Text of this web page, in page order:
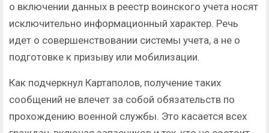
о включении данных в реестр воинского учета носят
исключительно информационный характер. Речь
идет о совершенствовании системы учета, а не о
подготовке к призыву или мобилизации.
Как подчеркнул Картаполов, получение таких
сообщений не влечет за собой обязательств по
прохождению военной службы. Это касается всех